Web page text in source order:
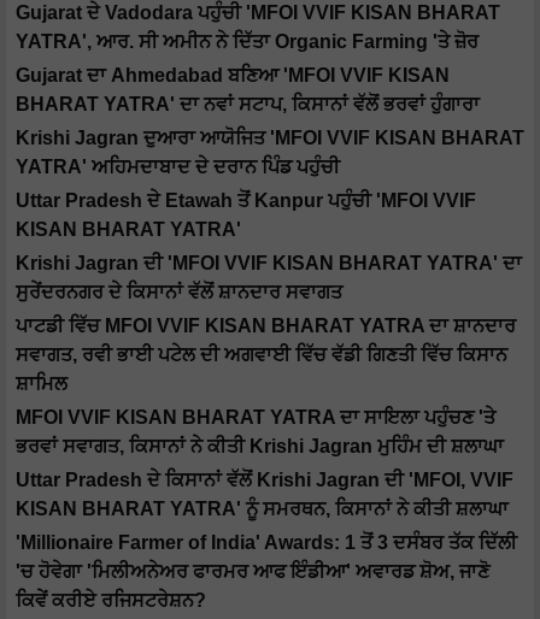
Gujarat ਦੇ Vadodara ਪਹੁੰਚੀ 'MFOI VVIF KISAN BHARAT
YATRA', ਆਰ. ਸੀ ਅਮੀਨ ਨੇ ਦਿੱਤਾ Organic Farming 'ਤੇ ਜ਼ੋਰ
Gujarat ਦਾ Ahmedabad ਬਣਿਆ 'MFOI VVIF KISAN
BHARAT YATRA' ਦਾ ਨਵਾਂ ਸਟਾਪ, ਕਿਸਾਨਾਂ ਵੱਲੋਂ ਭਰਵਾਂ ਹੁੰਗਾਰਾ
Krishi Jagran ਦੁਆਰਾ ਆਯੋਜਿਤ 'MFOI VVIF KISAN BHARAT
YATRA' ਅਹਿਮਦਾਬਾਦ ਦੇ ਦਰਾਨ ਪਿੰਡ ਪਹੁੰਚੀ
Uttar Pradesh ਦੇ Etawah ਤੋਂ Kanpur ਪਹੁੰਚੀ 'MFOI VVIF
KISAN BHARAT YATRA'
Krishi Jagran ਦੀ 'MFOI VVIF KISAN BHARAT YATRA' ਦਾ
ਸੁਰੇਂਦਰਨਗਰ ਦੇ ਕਿਸਾਨਾਂ ਵੱਲੋਂ ਸ਼ਾਨਦਾਰ ਸਵਾਗਤ
ਪਾਟਡੀ ਵਿੱਚ MFOI VVIF KISAN BHARAT YATRA ਦਾ ਸ਼ਾਨਦਾਰ
ਸਵਾਗਤ, ਰਵੀ ਭਾਈ ਪਟੇਲ ਦੀ ਅਗਵਾਈ ਵਿੱਚ ਵੱਡੀ ਗਿਣਤੀ ਵਿੱਚ ਕਿਸਾਨ
ਸ਼ਾਮਿਲ
MFOI VVIF KISAN BHARAT YATRA ਦਾ ਸਾਇਲਾ ਪਹੁੰਚਣ 'ਤੇ
ਭਰਵਾਂ ਸਵਾਗਤ, ਕਿਸਾਨਾਂ ਨੇ ਕੀਤੀ Krishi Jagran ਮੁਹਿੰਮ ਦੀ ਸ਼ਲਾਘਾ
Uttar Pradesh ਦੇ ਕਿਸਾਨਾਂ ਵੱਲੋਂ Krishi Jagran ਦੀ 'MFOI, VVIF
KISAN BHARAT YATRA' ਨੂੰ ਸਮਰਥਨ, ਕਿਸਾਨਾਂ ਨੇ ਕੀਤੀ ਸ਼ਲਾਘਾ
'Millionaire Farmer of India' Awards: 1 ਤੋਂ 3 ਦਸੰਬਰ ਤੱਕ ਦਿੱਲੀ
'ਚ ਹੋਵੇਗਾ 'ਮਿਲੀਅਨੇਅਰ ਫਾਰਮਰ ਆਫ ਇੰਡੀਆ' ਅਵਾਰਡ ਸ਼ੋਅ, ਜਾਣੋ
ਕਿਵੇਂ ਕਰੀਏ ਰਜਿਸਟਰੇਸ਼ਨ?